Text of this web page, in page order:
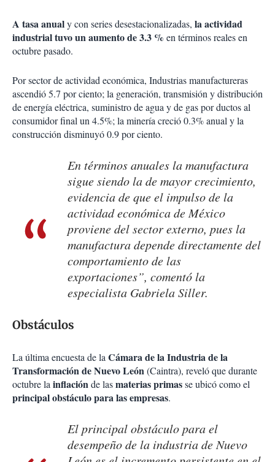
A tasa anualy con series desestacionalizadas, la actividad
industrial tuvo un aumento de 3.3 % en términos reales en
octubre pasado.
Por sector de actividad económica, Industrias manufactureras
ascendió 5.7 por ciento; la generación, transmisión y distribución
de energía eléctrica, suministro de agua y de gas por ductos al
consumidor final un 4.5%; la minería creció 0.3% anual y la
construcción disminuyó 0.9 por ciento.
En términos anuales la manufactura
sigue siendo la de mayor crecimiento,
evidencia de que el impulso de la
actividad económica de México
proviene del sector externo, pues la
manufactura depende directamente del
comportamiento de las
exportaciones”, comentó la
especialista Gabriela Siller.
Obstáculos
La última encuesta de laCámara de la Industria de la
Transformación de Nuevo León(Caintra), reveló que durante
octubre lainflaciónde lasmaterias primasse ubicó como el
principal obstáculo para las empresas.
El principal obstáculo para el
desempeño de la industria de Nuevo